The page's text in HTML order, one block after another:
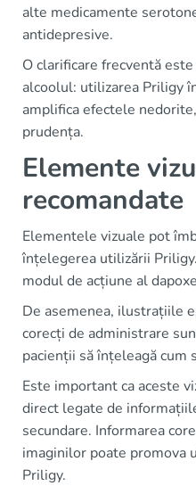
alte medicamente
antidepresive.
O clarificare frecventă
alcoolul: utilizarea Priligy
amplifica efectele
prudența.
Elemente
recomandate
Elementele vizuale pot
înțelegerea utilizării
modul de acțiune al
De asemenea, ilustrațiile
corecți de administrare
pacienții să înțeleagă cum
Este important ca aceste
direct legate de
secundare. Informarea
imaginilor poate promova
Priligy.